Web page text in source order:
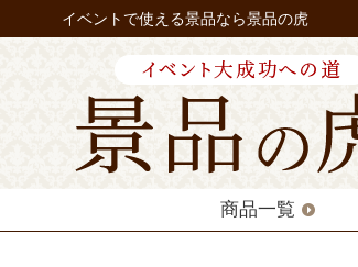
イベントで使える景品なら景品の虎
商品一覧